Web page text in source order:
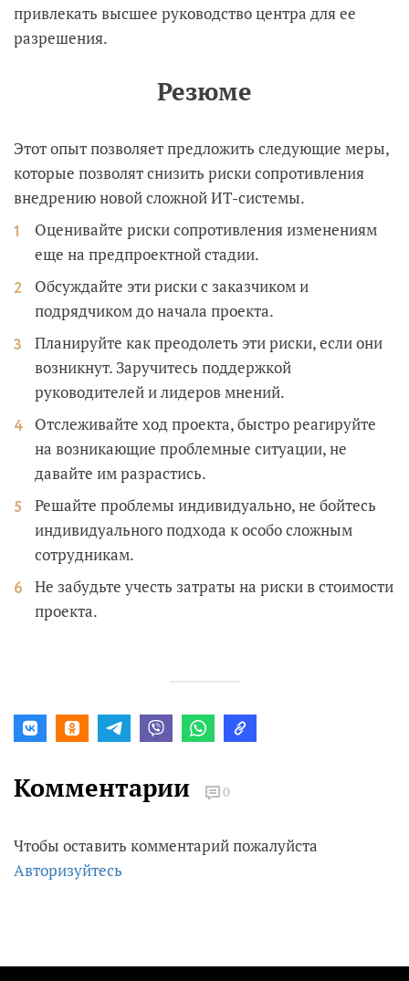
привлекать высшее руководство центра для ее
разрешения.
Резюме
Этот опыт позволяет предложить следующие меры,
которые позволят снизить риски сопротивления
внедрению новой сложной ИТ-системы.
Оценивайте риски сопротивления изменениям
еще на предпроектной стадии.
Обсуждайте эти риски с заказчиком и
подрядчиком до начала проекта.
Планируйте как преодолеть эти риски, если они
возникнут. Заручитесь поддержкой
руководителей и лидеров мнений.
Отслеживайте ход проекта, быстро реагируйте
на возникающие проблемные ситуации, не
давайте им разрастись.
Решайте проблемы индивидуально, не бойтесь
индивидуального подхода к особо сложным
сотрудникам.
Не забудьте учесть затраты на риски в стоимости
проекта.
Комментарии 0
Чтобы оставить комментарий пожалуйста
Авторизуйтесь